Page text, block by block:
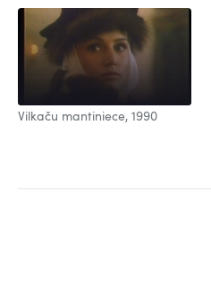
Vilkaču mantiniece, 1990